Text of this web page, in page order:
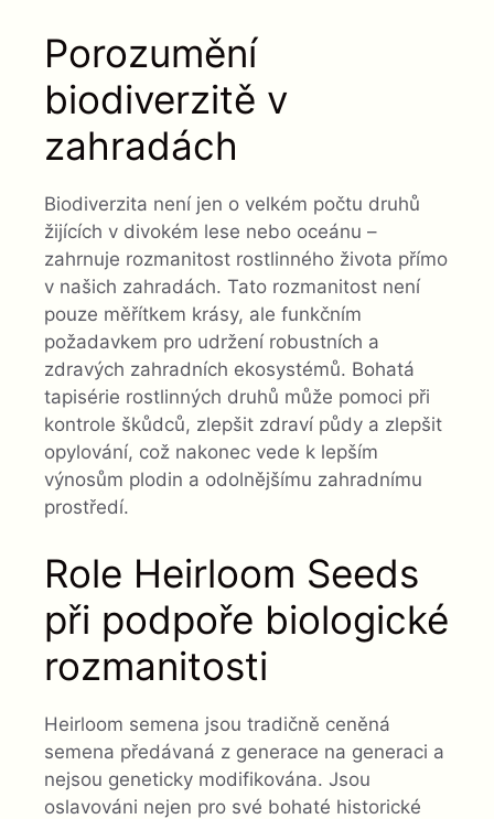
Porozumění
biodiverzitě v
zahradách
Biodiverzita není jen o velkém počtu druhů
žijících v divokém lese nebo oceánu –
zahrnuje rozmanitost rostlinného života přímo
v našich zahradách. Tato rozmanitost není
pouze měřítkem krásy, ale funkčním
požadavkem pro udržení robustních a
zdravých zahradních ekosystémů. Bohatá
tapisérie rostlinných druhů může pomoci při
kontrole škůdců, zlepšit zdraví půdy a zlepšit
opylování, což nakonec vede k lepším
výnosům plodin a odolnějšímu zahradnímu
prostředí.
Role Heirloom Seeds
při podpoře biologické
rozmanitosti
Heirloom semena jsou tradičně ceněná
semena předávaná z generace na generaci a
nejsou geneticky modifikována. Jsou
oslavováni nejen pro své bohaté historické